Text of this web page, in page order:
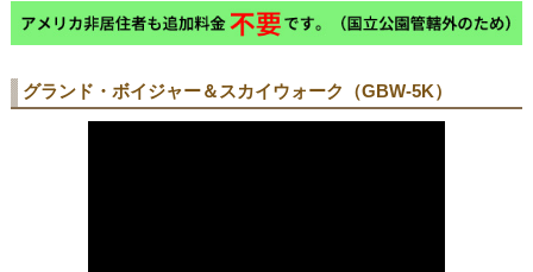
グランド・ボイジャー＆スカイウォーク（GBW-5K）